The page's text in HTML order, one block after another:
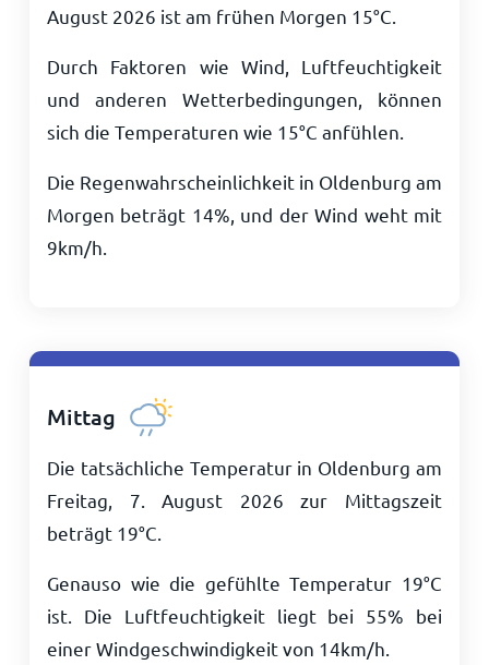
August 2026 ist am frühen Morgen 15°C
Durch Faktoren wie Wind, Luftfeuchtigkeit
und anderen Wetterbedingungen, können
sich die Temperaturen wie 15°C anfühlen.
Die Regenwahrscheinlichkeit in Oldenburg am
Morgen beträgt 14%, und der Wind weht mit
9km/h
Mittag
Die tatsächliche Temperatur in Oldenburg am
Freitag, 7. August 2026 zur Mittagszeit
beträgt 19°C
Genauso wie die gefühlte Temperatur 19°C
ist. Die Luftfeuchtigkeit liegt bei 55% bei
einer Windgeschwindigkeit von 14km/h